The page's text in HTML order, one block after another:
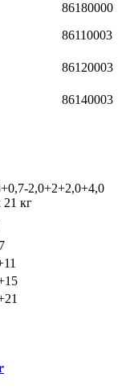
86180000
86110003
86120003
86140003
2,0+2+2,0+4,0
кг